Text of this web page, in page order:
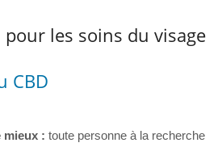
les soins du visage
CBD
mieux : toute personne à la recherche